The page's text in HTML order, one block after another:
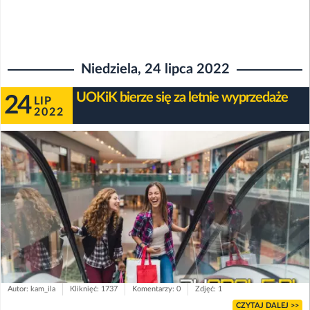
Niedziela, 24 lipca 2022
24 LIP
2022
UOKiK bierze się za letnie wyprzedaże
Autor: kam_ila Kliknięć: 1737 Komentarzy: 0 Zdjęć: 1
CZYTAJ DALEJ >>